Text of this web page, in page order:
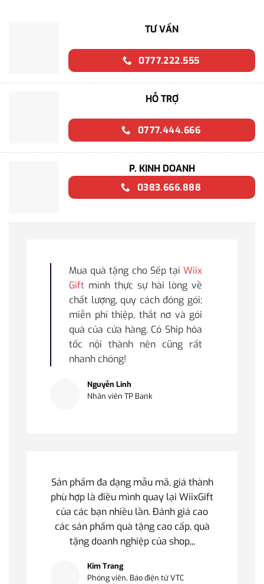
TƯ VẤN
0777.222.555
HỖ TRỢ
0777.444.666
P. KINH DOANH
0383.666.888
Mua quà tặng cho Sếp tại Wiix
Gift mình thực sự hài lòng về
chất lượng, quy cách đóng gói;
miễn phí thiệp, thắt nơ và gói
quà của cửa hàng. Có Ship hỏa
tốc nội thành nên cũng rất
nhanh chóng!
Nguyễn Linh
Nhân viên TP Bank
Sản phẩm đa dạng mẫu mã, giá thành
phù hợp là điều mình quay lại WiixGift
của các bạn nhiều lần. Đánh giá cao
các sản phẩm quà tặng cao cấp, quà
tặng doanh nghiệp của shop,,,
Kim Trang
Phóng viên, Báo điện tử VTC